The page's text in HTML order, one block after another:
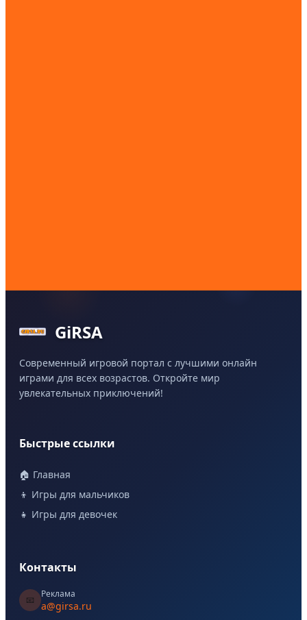
GiRSA
Современный игровой портал с лучшими онлайн
играми для всех возрастов. Откройте мир
увлекательных приключений!
Быстрые ссылки
🏠 Главная
👦 Игры для мальчиков
👧 Игры для девочек
Контакты
📧
Реклама
a@girsa.ru